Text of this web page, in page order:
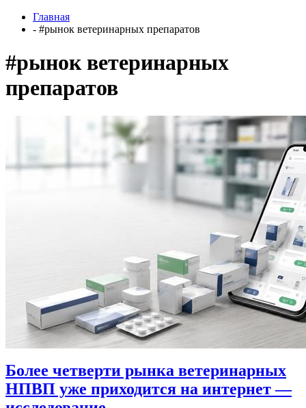
Главная
- #рынок ветеринарных препаратов
#рынок ветеринарных
препаратов
Более четверти рынка ветеринарных
НПВП уже приходится на интернет —